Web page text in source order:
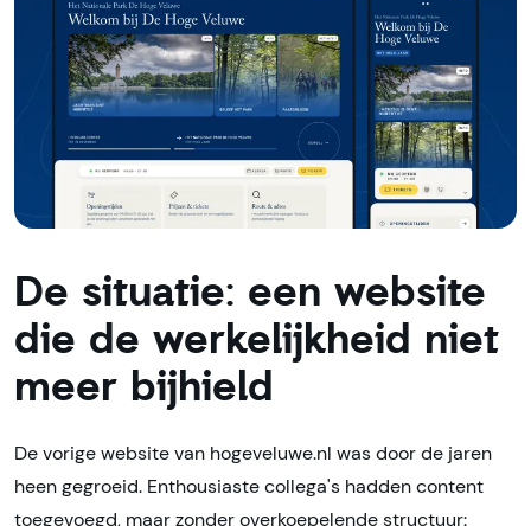
De situatie: een website
die de werkelijkheid niet
meer bijhield
De vorige website van hogeveluwe.nl was door de jaren
heen gegroeid. Enthousiaste collega's hadden content
toegevoegd, maar zonder overkoepelende structuur: